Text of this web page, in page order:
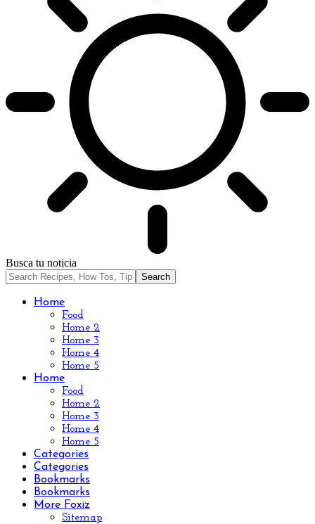
Busca tu noticia
Home
Food
Home 2
Home 3
Home 4
Home 5
Home
Food
Home 2
Home 3
Home 4
Home 5
Categories
Categories
Bookmarks
Bookmarks
More Foxiz
Sitemap